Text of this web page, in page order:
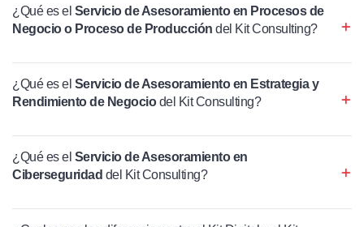
¿Qué es el Servicio de Asesoramiento en Procesos de
Negocio o Proceso de Producción del Kit Consulting?
¿Qué es el Servicio de Asesoramiento en Estrategia y
Rendimiento de Negociodel Kit Consulting?
¿Qué es el Servicio de Asesoramiento en
Ciberseguridad del Kit Consulting?